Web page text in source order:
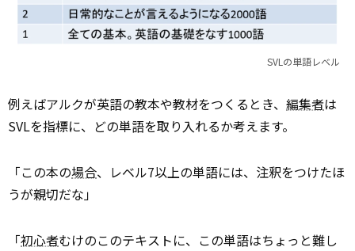
SVLの単語レベル
例えばアルクが英語の教本や教材をつくるとき、 編集者は
SVLを指標に、どの単語を取り入れるか考えます。
「この本の場合、レベル7以上の単語には、注釈をつけたほ
うが親切だな」
「初心者むけのこのテキストに、この単語はちょっと難し